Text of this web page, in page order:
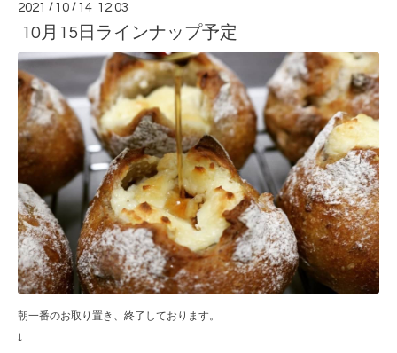
2021 / 10 / 14 12:03
10月15日ラインナップ予定
朝一番のお取り置き、終了しております。
↓